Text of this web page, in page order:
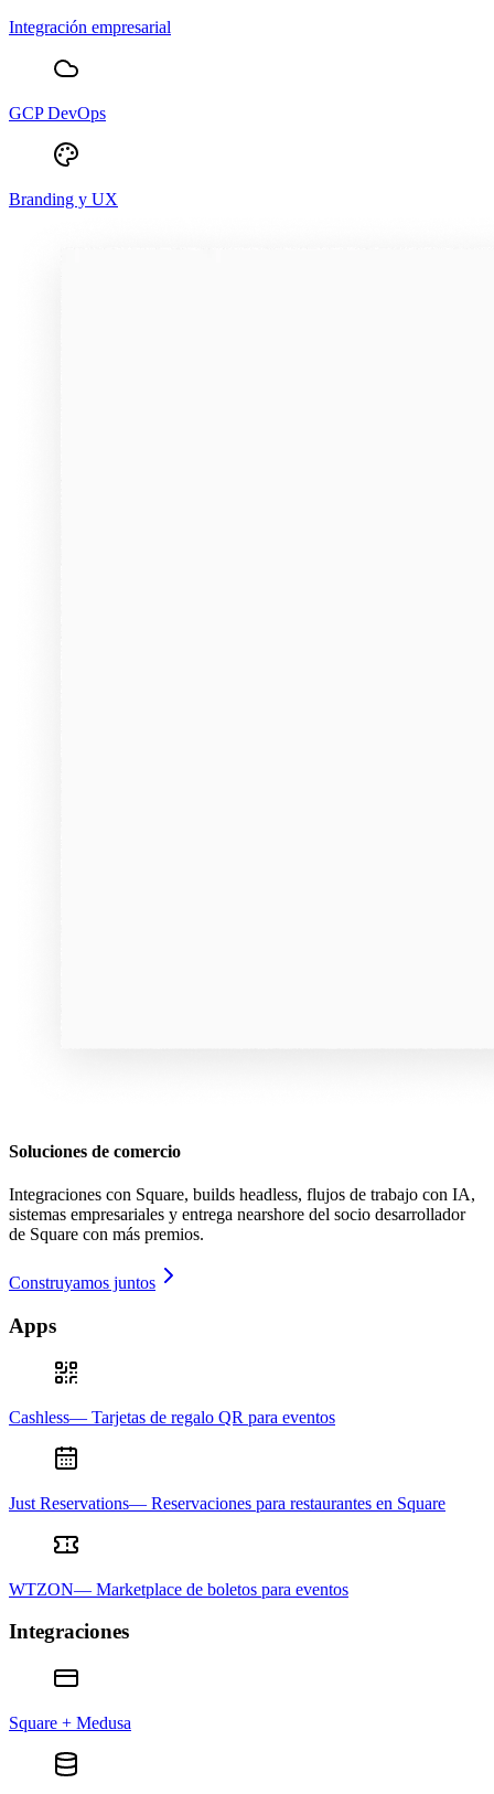
Integración empresarial
GCP DevOps
Branding y UX
Soluciones de comercio
Integraciones con Square, builds headless, flujos de trabajo con IA,
sistemas empresariales y entrega nearshore del socio desarrollador
de Square con más premios.
Construyamos juntos
Apps
Cashless— Tarjetas de regalo QR para eventos
Just Reservations— Reservaciones para restaurantes en Square
WTZON— Marketplace de boletos para eventos
Integraciones
Square + Medusa